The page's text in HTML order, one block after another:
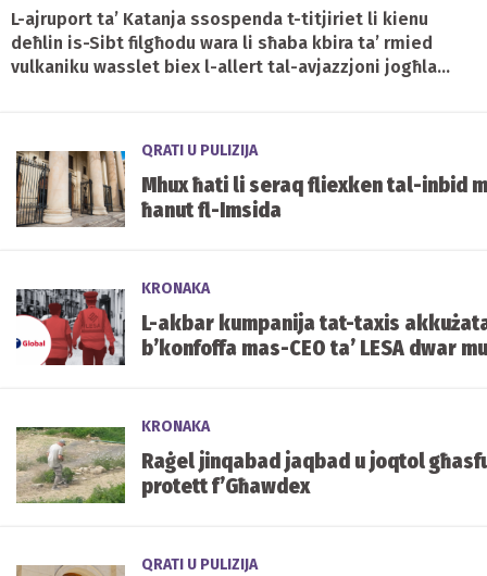
L-ajruport ta’ Katanja ssospenda t-titjiriet li kienu
deħlin is-Sibt filgħodu wara li sħaba kbira ta’ rmied
vulkaniku wasslet biex l-allert tal-avjazzjoni jogħla...
QRATI U PULIZIJA
Mhux ħati li seraq fliexken tal-inbid
ħanut fl-Imsida
KRONAKA
L-akbar kumpanija tat-taxis
b’konfoffa mas-CEO ta’ LESA dwar
KRONAKA
Raġel jinqabad jaqbad u joqtol
protett f’Għawdex
QRATI U PULIZIJA